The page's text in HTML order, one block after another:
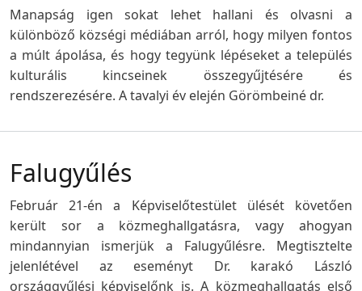
Manapság igen sokat lehet hallani és olvasni a
különböző községi médiában arról, hogy milyen fontos
a múlt ápolása, és hogy tegyünk lépéseket a település
kulturális kincseinek összegyűjtésére és
rendszerezésére. A tavalyi év elején Görömbeiné dr.
Falugyűlés
Február 21-én a Képviselőtestület ülését követően
került sor a közmeghallgatásra, vagy ahogyan
mindannyian ismerjük a Falugyűlésre. Megtisztelte
jelenlétével az eseményt Dr. karakó László
országgyűlési képviselőnk is. A közmeghallgatás első